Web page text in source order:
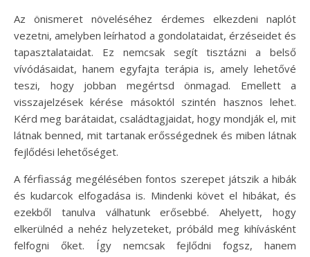
Az önismeret növeléséhez érdemes elkezdeni naplót
vezetni, amelyben leírhatod a gondolataidat, érzéseidet és
tapasztalataidat. Ez nemcsak segít tisztázni a belső
vívódásaidat, hanem egyfajta terápia is, amely lehetővé
teszi, hogy jobban megértsd önmagad. Emellett a
visszajelzések kérése másoktól szintén hasznos lehet.
Kérd meg barátaidat, családtagjaidat, hogy mondják el, mit
látnak benned, mit tartanak erősségednek és miben látnak
fejlődési lehetőséget.
A férfiasság megélésében fontos szerepet játszik a hibák
és kudarcok elfogadása is. Mindenki követ el hibákat, és
ezekből tanulva válhatunk erősebbé. Ahelyett, hogy
elkerülnéd a nehéz helyzeteket, próbáld meg kihívásként
felfogni őket. Így nemcsak fejlődni fogsz, hanem